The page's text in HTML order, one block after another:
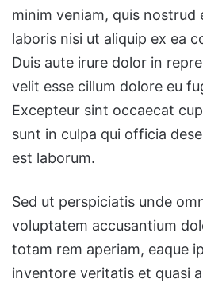
minim veniam, quis nostrud
laboris nisi ut aliquip ex ea
Duis aute irure dolor in
velit esse cillum dolore eu
Excepteur sint occaecat
sunt in culpa qui officia
est laborum.
Sed ut perspiciatis unde
voluptatem accusantium
totam rem aperiam, eaque
inventore veritatis et quasi